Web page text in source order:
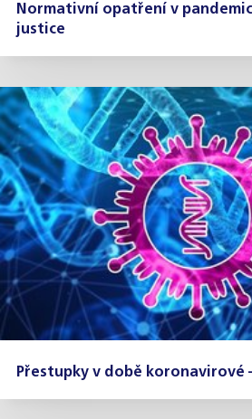
Normativní opatření v
justice
Přestupky v době koronavirové